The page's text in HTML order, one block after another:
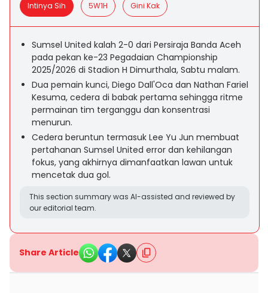
Intinya Sih 5W1H Gini Kak
Sumsel United kalah 2-0 dari Persiraja Banda Aceh
pada pekan ke-23 Pegadaian Championship
2025/2026 di Stadion H Dimurthala, Sabtu malam.
Dua pemain kunci, Diego Dall'Oca dan Nathan Fariel
Kesuma, cedera di babak pertama sehingga ritme
permainan tim terganggu dan konsentrasi
menurun.
Cedera beruntun termasuk Lee Yu Jun membuat
pertahanan Sumsel United error dan kehilangan
fokus, yang akhirnya dimanfaatkan lawan untuk
mencetak dua gol.
This section summary was AI-assisted and reviewed by
our editorial team.
Share Article